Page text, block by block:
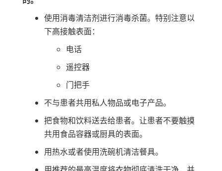
使用消毒清洁剂进行消毒杀菌。特别注意以
下高接触表面：
电话
遥控器
门把手
不与患者共用私人物品或电子产品。
把食物和饮料送去给患者。让患者不要触摸
共用食品容器或厨具的表面。
用热水或者使用洗碗机清洁餐具。